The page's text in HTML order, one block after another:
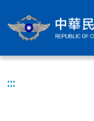
:::